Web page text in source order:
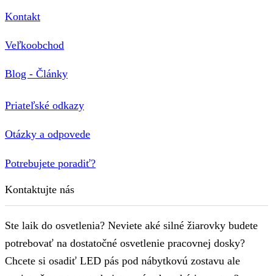
Kontakt
Veľkoobchod
Blog - Články
Priateľské odkazy
Otázky a odpovede
Potrebujete poradiť?
Kontaktujte nás
Ste laik do osvetlenia? Neviete aké silné žiarovky budete
potrebovať na dostatočné osvetlenie pracovnej dosky?
Chcete si osadiť LED pás pod nábytkovú zostavu ale